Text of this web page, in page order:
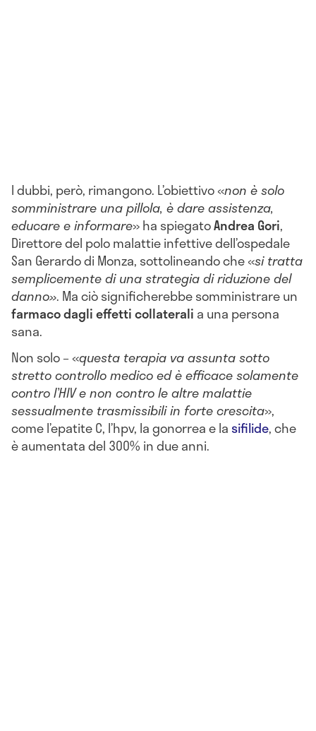
I dubbi, però, rimangono. L’obiettivo «non è solo
somministrare una pillola, è dare assistenza,
educare e informare» ha spiegatoAndrea Gori,
Direttore del polo malattie infettive dell’ospedale
San Gerardo di Monza, sottolineando che «si tratta
semplicemente di una strategia di riduzione del
danno». Ma ciò significherebbe somministrare un
farmaco dagli effetti collaterali a una persona
sana.
Non solo – «questa terapia va assunta sotto
stretto controllo medico ed è efficace solamente
contro l’HIV e non contro le altre malattie
sessualmente trasmissibili in forte crescita»,
come l’epatite C, l’hpv, la gonorrea e la sifilide, che
è aumentata del 300% in due anni.